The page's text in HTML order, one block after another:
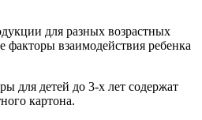
для разных возрастных
факторы взаимодействия ребенка
для детей до 3-х лет содержат
картона.